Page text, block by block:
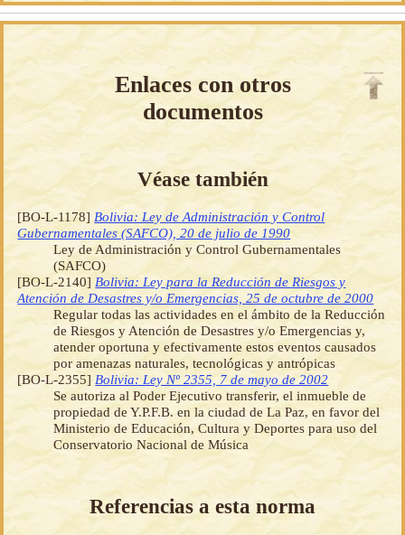
Enlaces con otros
documentos
Véase también
[BO-L-1178] Bolivia: Ley de Administración y Control
Gubernamentales (SAFCO), 20 de julio de 1990
Ley de Administración y Control Gubernamentales
(SAFCO)
[BO-L-2140] Bolivia: Ley para la Reducción de Riesgos y
Atención de Desastres y/o Emergencias, 25 de octubre de 2000
Regular todas las actividades en el ámbito de la Reducción
de Riesgos y Atención de Desastres y/o Emergencias y,
atender oportuna y efectivamente estos eventos causados
por amenazas naturales, tecnológicas y antrópicas
[BO-L-2355] Bolivia: Ley Nº 2355, 7 de mayo de 2002
Se autoriza al Poder Ejecutivo transferir, el inmueble de
propiedad de Y.P.F.B. en la ciudad de La Paz, en favor del
Ministerio de Educación, Cultura y Deportes para uso del
Conservatorio Nacional de Música
Referencias a esta norma